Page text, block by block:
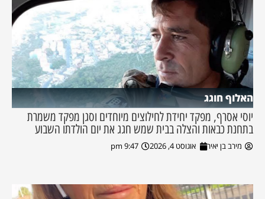
האלוף חוגג
יוסי אסרף, מפקד יחידת לחילוצים מיוחדים וסגן מפקד משמרת
בתחנת כבאות והצלה בבית שמש חגג את יום הולדתו השבוע
מירב בן יאיר אוגוסט 4, 2026 9:47 pm